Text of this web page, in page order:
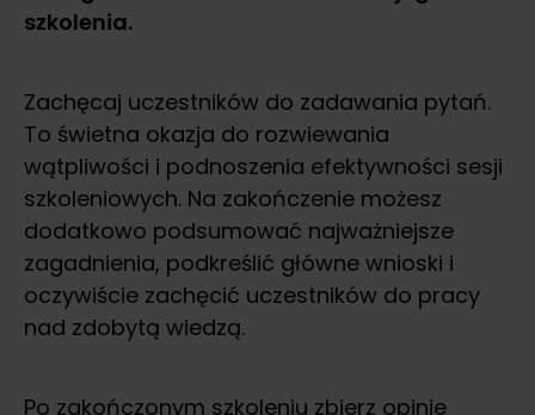
szkolenia.
Zachęcaj uczestników do zadawania pytań.
To świetna okazja do rozwiewania
wątpliwości i podnoszenia efektywności sesji
szkoleniowych. Na zakończenie możesz
dodatkowo podsumować najważniejsze
zagadnienia, podkreślić główne wnioski i
oczywiście zachęcić uczestników do pracy
nad zdobytą wiedzą.
Po zakończonym szkoleniu zbierz opinie